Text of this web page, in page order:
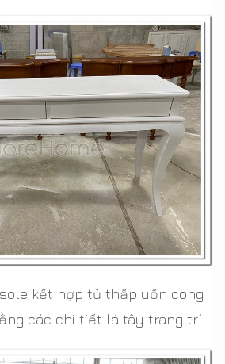
kết hợp tủ thấp uốn cong
các chi tiết lá tây trang trí